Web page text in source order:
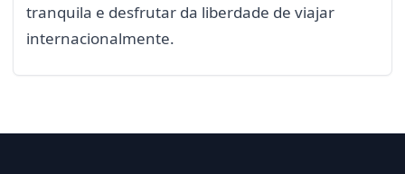
tranquila e desfrutar da liberdade de viajar
internacionalmente.